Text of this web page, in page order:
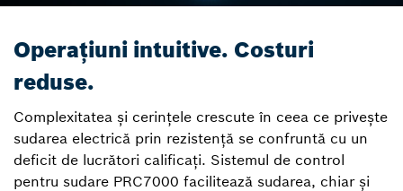
Operațiuni intuitive. Costuri
reduse.
Complexitatea și cerințele crescute în ceea ce privește
sudarea electrică prin rezistență se confruntă cu un
deficit de lucrători calificați. Sistemul de control
pentru sudare PRC7000 facilitează sudarea, chiar și